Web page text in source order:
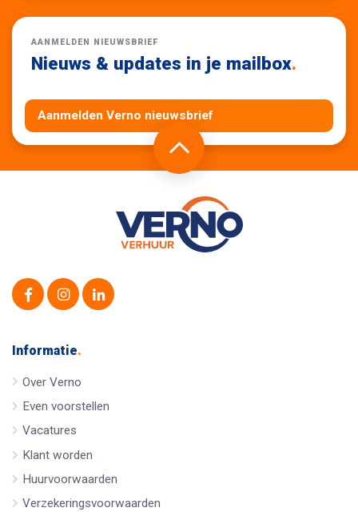
AANMELDEN NIEUWSBRIEF
Nieuws & updates in je mailbox.
Aanmelden Verno nieuwsbrief
Informatie.
Over Verno
Even voorstellen
Vacatures
Klant worden
Huurvoorwaarden
Verzekeringsvoorwaarden